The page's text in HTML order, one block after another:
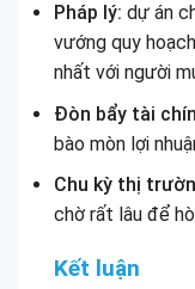
Pháp lý: dự án
vướng quy
nhất với người
Đòn bẩy tài
bào mòn lợi
Chu kỳ thị
chờ rất lâu để
Kết luận